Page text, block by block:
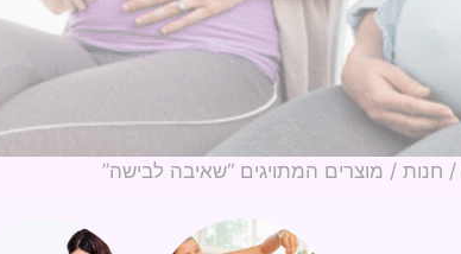
/ חנות / מוצרים המתויגים “שאיבה לבישה”